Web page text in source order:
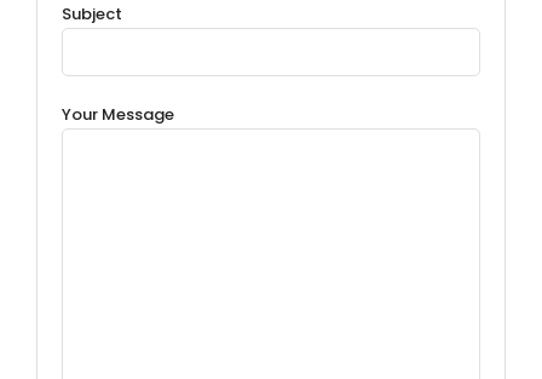
Subject
Your Message